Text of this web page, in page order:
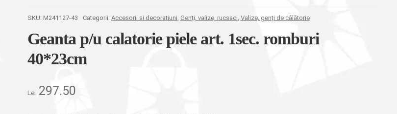
SKU: M241127-43 Categorii: Accesorii si decoratiuni, Genți, valize, rucsaci, Valize, genți de călătorie
Geanta p/u calatorie piele art. 1sec. romburi
40*23cm
Lei 297.50